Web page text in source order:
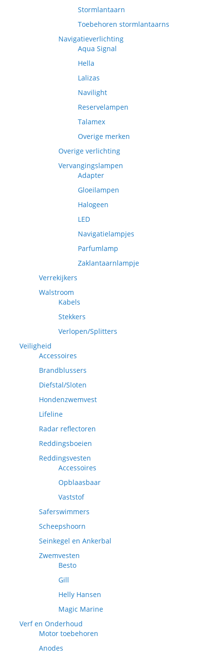
Stormlantaarn
Toebehoren stormlantaarns
Navigatieverlichting
Aqua Signal
Hella
Lalizas
Navilight
Reservelampen
Talamex
Overige merken
Overige verlichting
Vervangingslampen
Adapter
Gloeilampen
Halogeen
LED
Navigatielampjes
Parfumlamp
Zaklantaarnlampje
Verrekijkers
Walstroom
Kabels
Stekkers
Verlopen/Splitters
Veiligheid
Accessoires
Brandblussers
Diefstal/Sloten
Hondenzwemvest
Lifeline
Radar reflectoren
Reddingsboeien
Reddingsvesten
Accessoires
Opblaasbaar
Vaststof
Saferswimmers
Scheepshoorn
Seinkegel en Ankerbal
Zwemvesten
Besto
Gill
Helly Hansen
Magic Marine
Verf en Onderhoud
Motor toebehoren
Anodes